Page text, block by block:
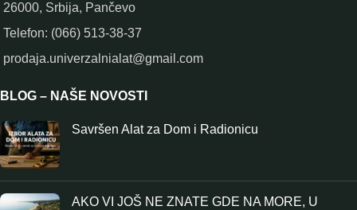
26000, Srbija, Pančevo
Telefon: (066) 513-38-37
prodaja.univerzalnialat@gmail.com
BLOG – NAŠE NOVOSTI
Savršen Alat za Dom i Radionicu
AKO VI JOŠ NE ZNATE GDE NA MORE, U